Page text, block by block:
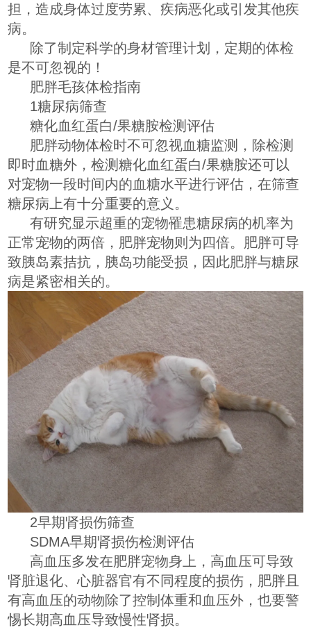
担，造成身体过度劳累、疾病恶化或引发其他疾
病。
除了制定科学的身材管理计划，定期的体检
是不可忽视的！
肥胖毛孩体检指南
1糖尿病筛查
糖化血红蛋白/果糖胺检测评估
肥胖动物体检时不可忽视血糖监测，除检测
即时血糖外，检测糖化血红蛋白/果糖胺还可以
对宠物一段时间内的血糖水平进行评估，在筛查
糖尿病上有十分重要的意义。
有研究显示超重的宠物罹患糖尿病的机率为
正常宠物的两倍，肥胖宠物则为四倍。肥胖可导
致胰岛素拮抗，胰岛功能受损，因此肥胖与糖尿
病是紧密相关的。
2早期肾损伤筛查
SDMA早期肾损伤检测评估
高血压多发在肥胖宠物身上，高血压可导致
肾脏退化、心脏器官有不同程度的损伤，肥胖且
有高血压的动物除了控制体重和血压外，也要警
惕长期高血压导致慢性肾损。